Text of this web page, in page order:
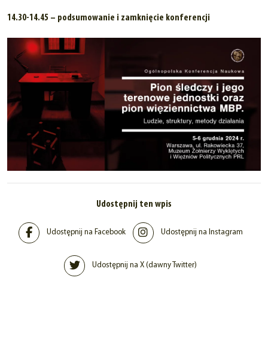
14.30-14.45 – podsumowanie i zamknięcie konferencji
Udostępnij ten wpis
Udostępnij na Facebook Udostępnij na Instagram
Udostępnij na X (dawny Twitter)